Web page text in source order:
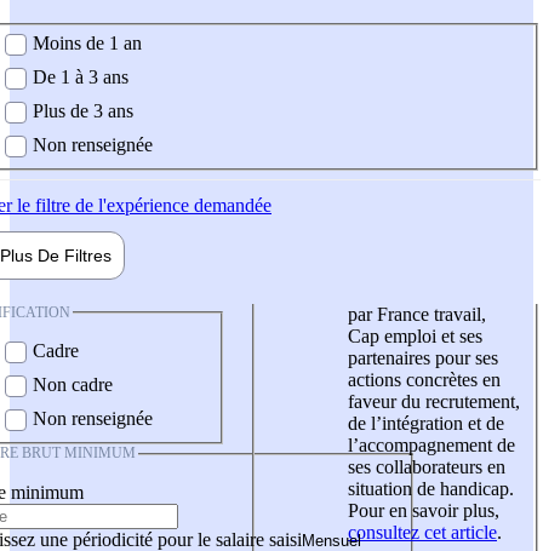
demandée
Moins de 1 an
De 1 à 3 ans
Plus de 3 ans
Non renseignée
le filtre de l'expérience demandée
Plus De Filtres
Cadre
Non cadre
Non renseignée
BRUT MINIMUM
minimum
une périodicité pour le salaire saisi
par France travail,
Cap emploi et ses
partenaires pour ses
actions concrètes en
faveur du recrutement,
de l’intégration et de
l’accompagnement de
ses collaborateurs en
situation de handicap.
Pour en savoir plus,
consultez cet article.